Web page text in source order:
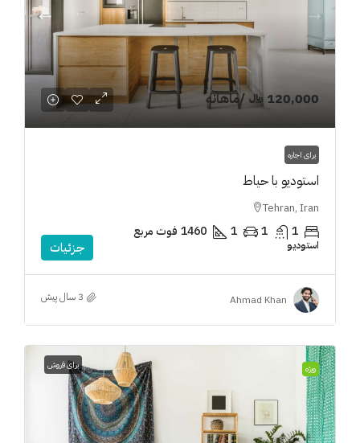
120,000 ﷼ /ماهانه
برای اجاره
استودیو با حیاط
Tehran, Iran
1
1
1
1460 فوت مربع
استودیو جزئیات
Ahmad Khan 3 سال پیش
ویژه برای فروش